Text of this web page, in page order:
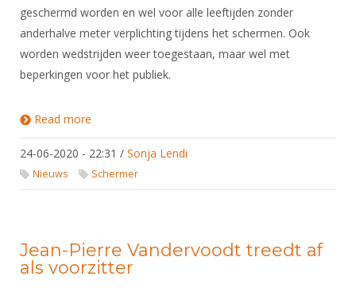
geschermd worden en wel voor alle leeftijden zonder
anderhalve meter verplichting tijdens het schermen. Ook
worden wedstrijden weer toegestaan, maar wel met
beperkingen voor het publiek.
Read more
24-06-2020 - 22:31 / Sonja Lendi
Nieuws Schermer
Jean-Pierre Vandervoodt treedt af
als voorzitter